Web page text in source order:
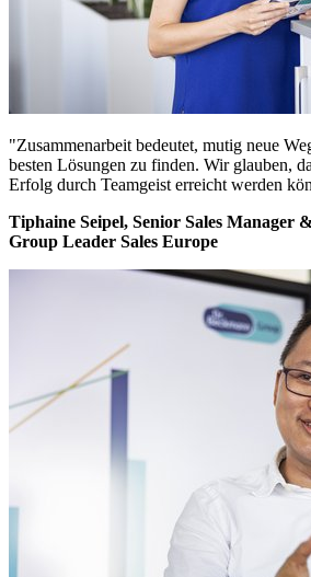
"Zusammenarbeit bedeutet, mutig neue
besten Lösungen zu finden. Wir glauben,
Erfolg durch Teamgeist erreicht werden
Tiphaine Seipel, Senior Sales Manager
Group Leader Sales Europe